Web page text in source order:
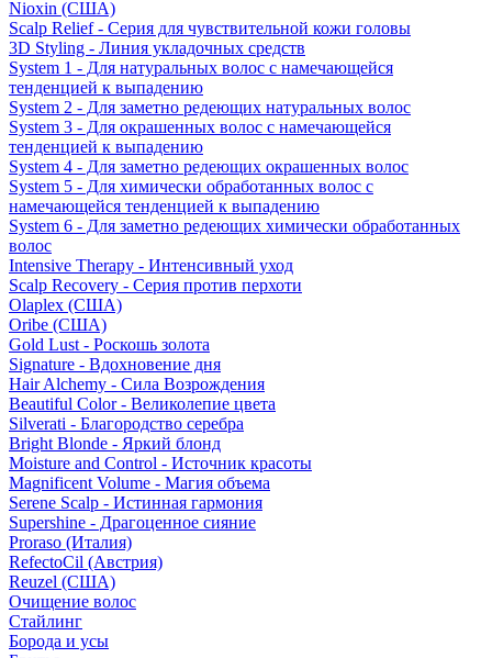
Nioxin (США)
Scalp Relief - Серия для чувствительной кожи головы
3D Styling - Линия укладочных средств
System 1 - Для натуральных волос с намечающейся
тенденцией к выпадению
System 2 - Для заметно редеющих натуральных волос
System 3 - Для окрашенных волос с намечающейся
тенденцией к выпадению
System 4 - Для заметно редеющих окрашенных волос
System 5 - Для химически обработанных волос с
намечающейся тенденцией к выпадению
System 6 - Для заметно редеющих химически обработанных
волос
Intensive Therapy - Интенсивный уход
Scalp Recovery - Серия против перхоти
Olaplex (США)
Oribe (США)
Gold Lust - Роскошь золота
Signature - Вдохновение дня
Hair Alchemy - Сила Возрождения
Beautiful Color - Великолепие цвета
Silverati - Благородство серебра
Bright Blonde - Яркий блонд
Moisture and Control - Источник красоты
Magnificent Volume - Магия объема
Serene Scalp - Истинная гармония
Supershine - Драгоценное сияние
Proraso (Италия)
RefectoCil (Австрия)
Reuzel (США)
Очищение волос
Стайлинг
Борода и усы